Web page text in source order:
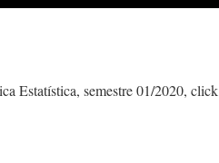
Estatística, semestre 01/2020, click